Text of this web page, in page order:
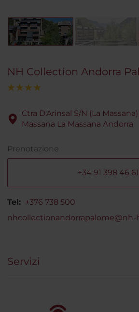
NH Collection Andorra
Ctra D'Arinsal S/N (La
Massana La Massana Andorra
Prenotazione
+34 91 398 46 61
Tel: +376 738 500
nhcollectionandorrapalome@nh-
Servizi